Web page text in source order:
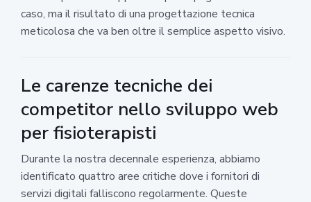
caso, ma il risultato di una progettazione tecnica
meticolosa che va ben oltre il semplice aspetto visivo.
Le carenze tecniche dei
competitor nello sviluppo web
per fisioterapisti
Durante la nostra decennale esperienza, abbiamo
identificato quattro aree critiche dove i fornitori di
servizi digitali falliscono regolarmente. Queste